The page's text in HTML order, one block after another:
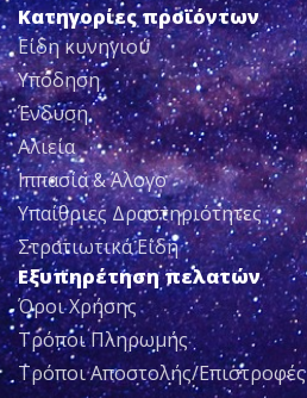
Κατηγορίες προϊόντων
Είδη κυνηγιού
Υπόδηση
Ένδυση
Αλιεία
Ιππασία & Άλογο
Υπαίθριες Δραστηριότητες
Στρατιωτικά Είδη
Εξυπηρέτηση πελατών
Όροι Χρήσης
Τρόποι Πληρωμής
Τρόποι Αποστολής/Επιστροφές